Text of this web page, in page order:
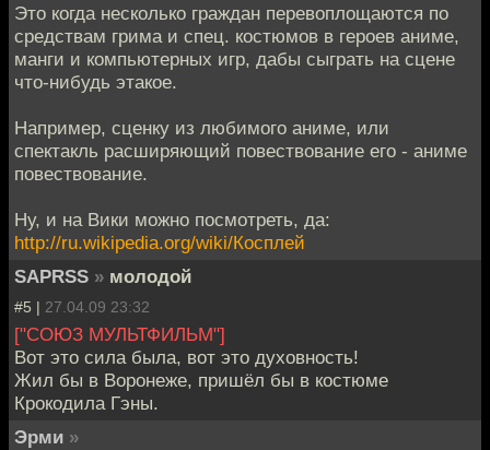
Это когда несколько граждан перевоплощаются по
средствам грима и спец. костюмов в героев аниме,
манги и компьютерных игр, дабы сыграть на сцене
что-нибудь этакое.
Например, сценку из любимого аниме, или
спектакль расширяющий повествование его - аниме
повествование.
Ну, и на Вики можно посмотреть, да:
http://ru.wikipedia.org/wiki/Косплей
SAPRSS » молодой
#5 | 27.04.09 23:32
["СОЮЗ МУЛЬТФИЛЬМ"]
Вот это сила была, вот это духовность!
Жил бы в Воронеже, пришёл бы в костюме
Крокодила Гэны.
Эрми »